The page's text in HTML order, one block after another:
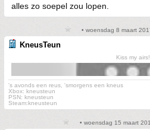
alles zo soepel zou lopen.
• woensdag 8 maart
KneusTeun
Kiss my airs!
's avonds een reus, 'smorgens een kneus
Xbox: kneusteun
PSN: kneusteun
Steam:kneusteun
• woensdag 15 maart